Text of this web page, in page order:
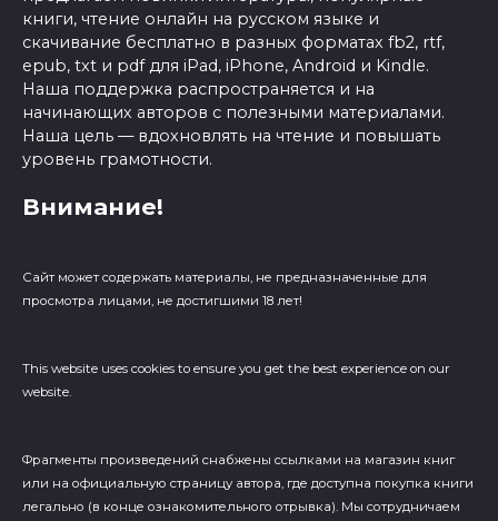
книги, чтение онлайн на русском языке и
скачивание бесплатно в разных форматах fb2, rtf,
epub, txt и pdf для iPad, iPhone, Android и Kindle.
Наша поддержка распространяется и на
начинающих авторов с полезными материалами.
Наша цель — вдохновлять на чтение и повышать
уровень грамотности.
Внимание!
Сайт может содержать материалы, не предназначенные для
просмотра лицами, не достигшими 18 лет!
This website uses cookies to ensure you get the best experience on our
website.
Фрагменты произведений cнабжены ссылками на магазин книг
или на официальную страницу автора, где доступна покупка книги
легально (в конце ознакомительного отрывка). Мы сотрудничаем